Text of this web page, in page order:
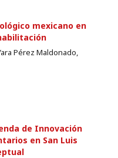
mexicano en
Pérez Maldonado,
de Innovación
en San Luis